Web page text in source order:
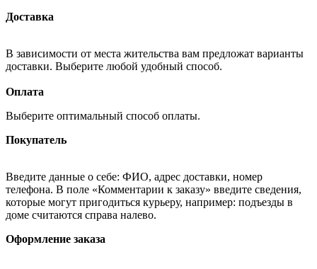
Доставка
В зависимости от места жительства вам предложат варианты
доставки. Выберите любой удобный способ.
Оплата
Выберите оптимальный способ оплаты.
Покупатель
Введите данные о себе: ФИО, адрес доставки, номер
телефона. В поле «Комментарии к заказу» введите сведения,
которые могут пригодиться курьеру, например: подъезды в
доме считаются справа налево.
Оформление заказа